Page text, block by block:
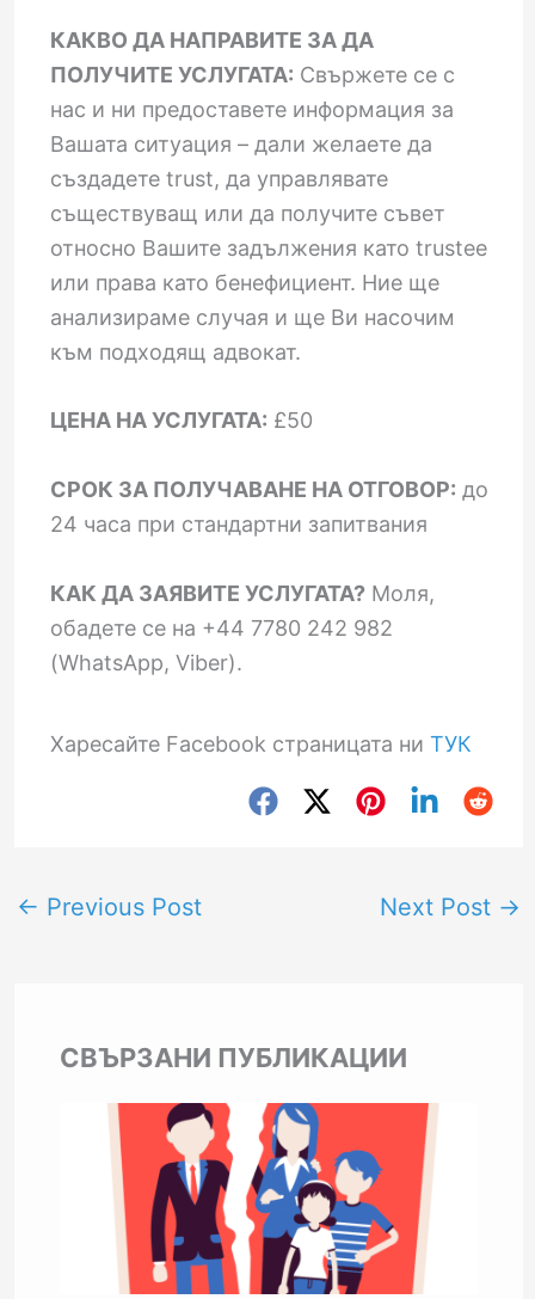
КАКВО ДА НАПРАВИТЕ ЗА ДА
ПОЛУЧИТЕ УСЛУГАТА: Свържете се с
нас и ни предоставете информация за
Вашата ситуация – дали желаете да
създадете trust, да управлявате
съществуващ или да получите съвет
относно Вашите задължения като trustee
или права като бенефициент. Ние ще
анализираме случая и ще Ви насочим
към подходящ адвокат.
ЦЕНА НА УСЛУГАТА: £50
СРОК ЗА ПОЛУЧАВАНЕ НА ОТГОВОР: до
24 часа при стандартни запитвания
КАК ДА ЗАЯВИТЕ УСЛУГАТА?Моля,
обадете се на +44 7780 242 982
(WhatsApp, Viber).
Харесайте Facebook страницата ни ТУК
← Previous Post Next Post →
СВЪРЗАНИ ПУБЛИКАЦИИ